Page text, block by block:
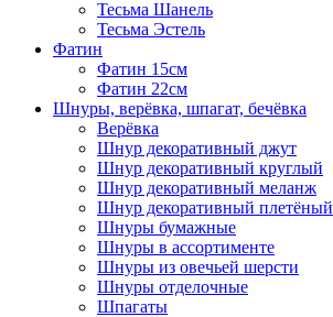
Тесьма Шанель
Тесьма Эстель
Фатин
Фатин 15см
Фатин 22см
Шнуры, верёвка, шпагат, бечёвка
Верёвка
Шнур декоративный джут
Шнур декоративный круглый
Шнур декоративный меланж
Шнур декоративный плетёный
Шнуры бумажные
Шнуры в ассортименте
Шнуры из овечьей шерсти
Шнуры отделочные
Шпагаты